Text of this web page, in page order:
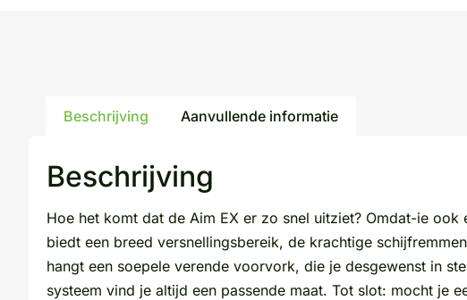
Beschrijving Aanvullende informatie
Beschrijving
Hoe het komt dat de Aim EX er zo snel uitziet? Omdat-ie
biedt een breed versnellingsbereik, de krachtige
hangt een soepele verende voorvork, die je desgewenst in
systeem vind je altijd een passende maat. Tot slot: mocht je